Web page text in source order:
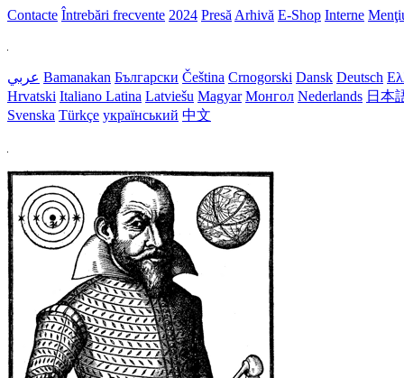
Contacte Întrebări frecvente 2024 Presă Arhivă E-Shop Interne
عربي Bamanakan Български Čeština Crnogorski Dansk Deutsch
Hrvatski Italiano Latina Latviešu Magyar Монгол Nederlands 日本
Svenska Türkçe український 中文